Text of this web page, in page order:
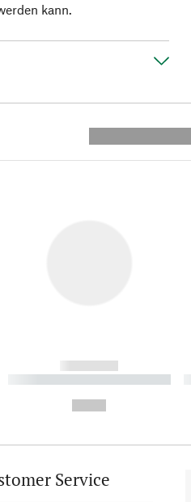
kann.
------------
----------- ----------- ----------
Service